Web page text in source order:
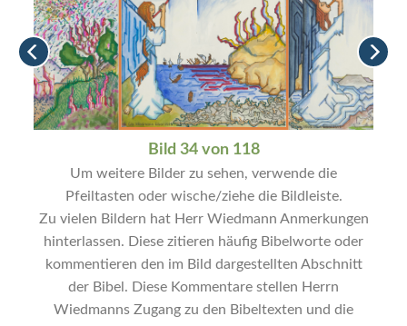
Bild 34 von 118
Um weitere Bilder zu sehen, verwende die
Pfeiltasten oder wische/ziehe die Bildleiste.
Zu vielen Bildern hat Herr Wiedmann Anmerkungen
hinterlassen. Diese zitieren häufig Bibelworte oder
kommentieren den im Bild dargestellten Abschnitt
der Bibel. Diese Kommentare stellen Herrn
Wiedmanns Zugang zu den Bibeltexten und die